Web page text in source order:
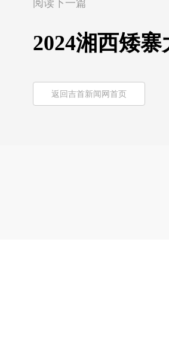
阅读下一篇
2024湘西矮
返回吉首新闻网首页